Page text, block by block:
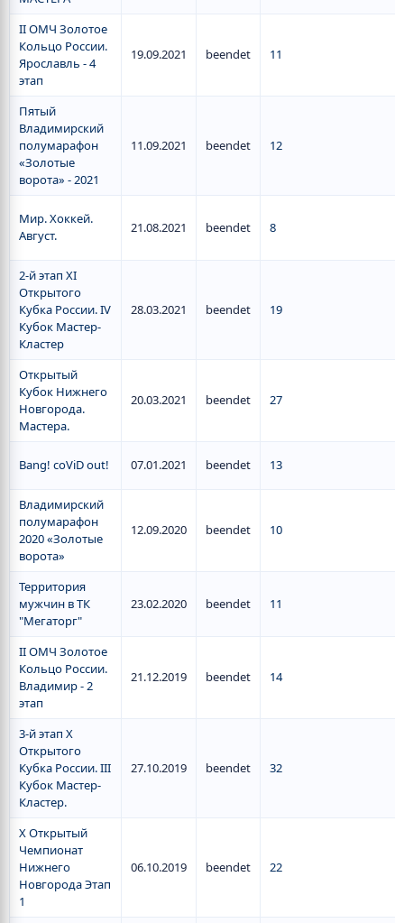
II ОМЧ Золотое
Кольцо России.
Ярославль - 4
этап
19.09.2021 beendet 11
Пятый
Владимирский
полумарафон
«Золотые
ворота» - 2021
11.09.2021 beendet 12
Мир. Хоккей.
Август.
21.08.2021 beendet 8
2-й этап XI
Открытого
Кубка России. IV
Кубок Мастер-
Кластер
28.03.2021 beendet 19
Открытый
Кубок Нижнего
Новгорода.
Мастера.
20.03.2021 beendet 27
Bang! coViD out! 07.01.2021 beendet 13
Владимирский
полумарафон
2020 «Золотые
ворота»
12.09.2020 beendet 10
Территория
мужчин в ТК
"Мегаторг"
23.02.2020 beendet 11
II ОМЧ Золотое
Кольцо России.
Владимир - 2
этап
21.12.2019 beendet 14
3-й этап X
Открытого
Кубка России. III
Кубок Мастер-
Кластер.
27.10.2019 beendet 32
X Открытый
Чемпионат
Нижнего
Новгорода Этап
1
06.10.2019 beendet 22